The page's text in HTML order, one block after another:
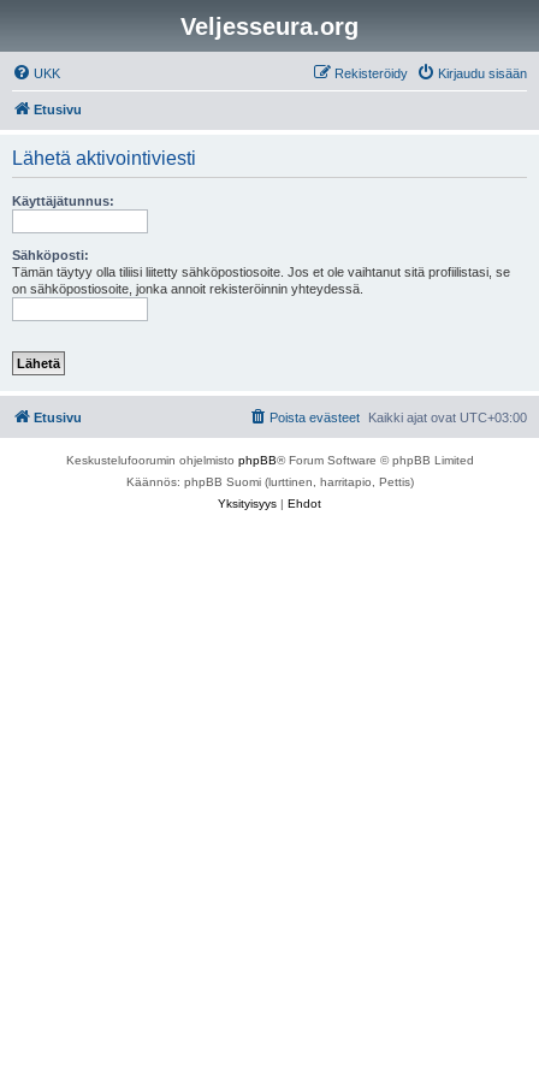
Veljesseura.org
UKK Kirjaudu sisään
Rekisteröidy
Etusivu
Lähetä aktivointiviesti
Käyttäjätunnus:
Sähköposti:
Tämän täytyy olla tiliisi liitetty sähköpostiosoite. Jos et ole vaihtanut sitä profiilistasi, se
on sähköpostiosoite, jonka annoit rekisteröinnin yhteydessä.
Etusivu Kaikki ajat ovat UTC+03:00
Poista evästeet
Keskustelufoorumin ohjelmisto phpBB® Forum Software © phpBB Limited
Käännös: phpBB Suomi (lurttinen, harritapio, Pettis)
Yksityisyys | Ehdot